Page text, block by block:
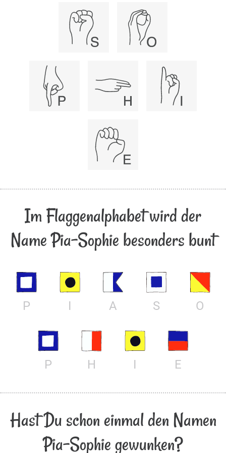
Im Flaggenalphabet wird der
Name Pia-Sophie besonders bunt
P I A S O
P H I E
Hast Du schon einmal den Namen
Pia-Sophie gewunken?